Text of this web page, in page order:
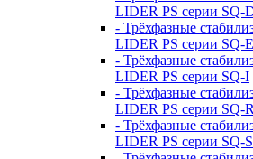
LIDER PS серии SQ-
- Трёхфазные
LIDER PS серии SQ-E
- Трёхфазные
LIDER PS серии SQ-I
- Трёхфазные
LIDER PS серии SQ-R
- Трёхфазные
LIDER PS серии SQ-S